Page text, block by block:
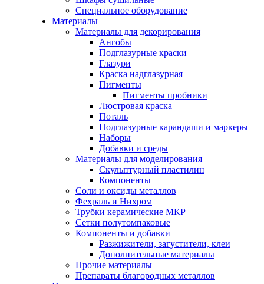
Специальное оборудование
Материалы
Материалы для декорирования
Ангобы
Подглазурные краски
Глазури
Краска надглазурная
Пигменты
Пигменты пробники
Люстровая краска
Поталь
Подглазурные карандаши и маркеры
Наборы
Добавки и среды
Материалы для моделирования
Скульптурный пластилин
Компоненты
Соли и оксиды металлов
Фехраль и Нихром
Трубки керамические МКР
Сетки полутомпаковые
Компоненты и добавки
Разжижители, загустители, клеи
Дополнительные материалы
Прочие материалы
Препараты благородных металлов